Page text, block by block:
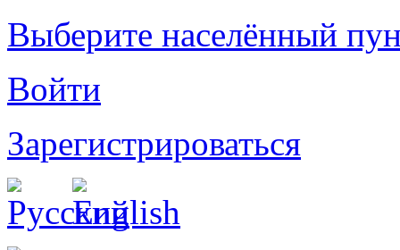
Выберите населённый
Войти
Зарегистрироваться